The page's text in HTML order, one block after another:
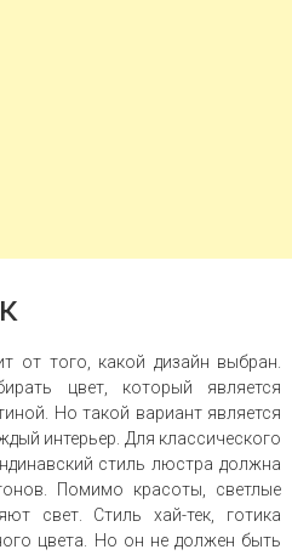
от того, какой дизайн выбран.
цвет, который является
Но такой вариант является
интерьер. Для классического
стиль люстра должна
Помимо красоты, светлые
свет. Стиль хай-тек, готика
цвета. Но он не должен быть